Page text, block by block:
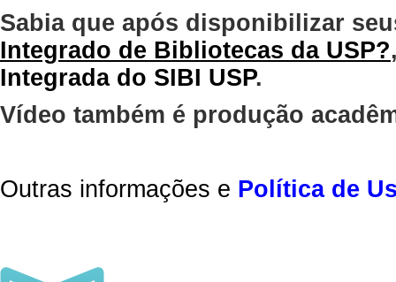
Sabia que após disponibilizar
Integrado de Bibliotecas da USP?
Integrada do SIBI USP.
Vídeo também é produção
Outras informações e Política de